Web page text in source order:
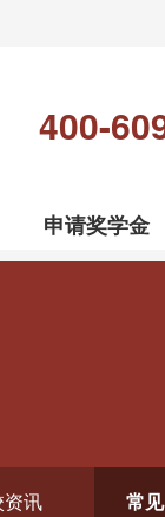
400-
申请奖学金
讯 常